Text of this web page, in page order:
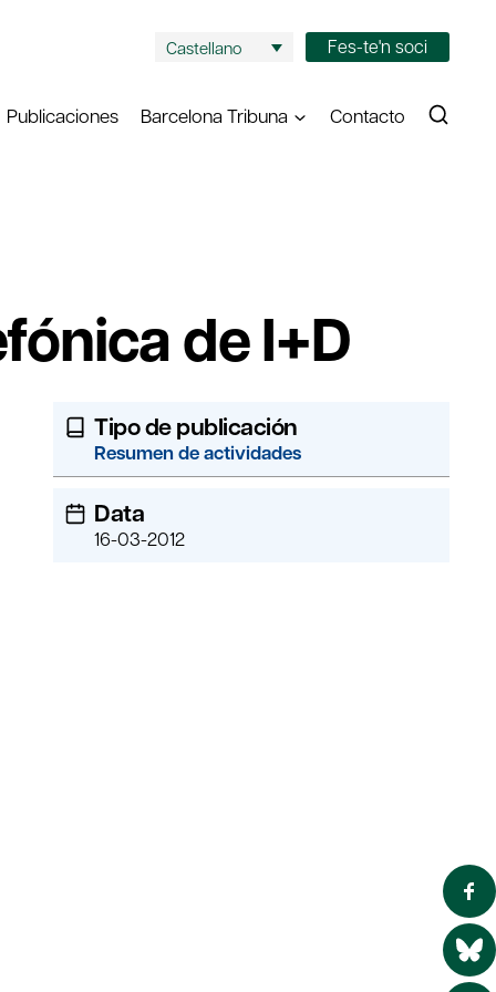
Castellano Fes-te'n soci
Publicaciones Barcelona Tribuna Contacto
de I+D
Tipo de publicación
Resumen de actividades
Data
16-03-2012